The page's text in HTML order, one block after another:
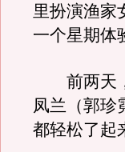
里扮演渔家
一个星期体
前两天，
凤兰（郭珍
都轻松了起